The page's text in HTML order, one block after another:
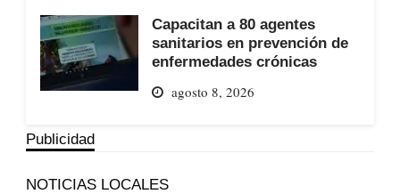
Capacitan a 80 agentes
sanitarios en prevención de
enfermedades crónicas
agosto 8, 2026
Publicidad
NOTICIAS LOCALES